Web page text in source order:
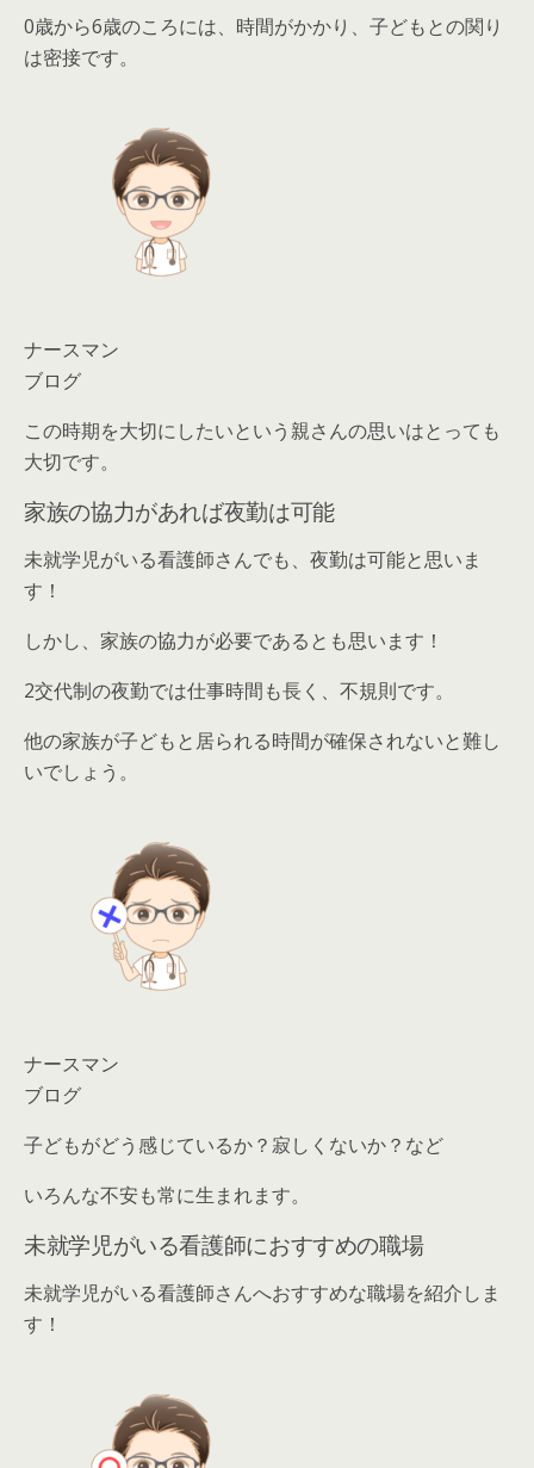
0歳から6歳のころには、時間がかかり、子どもとの関り
は密接です。
ナースマン
ブログ
この時期を大切にしたいという親さんの思いはとっても
大切です。
家族の協力があれば夜勤は可能
未就学児がいる看護師さんでも、夜勤は可能と思いま
す！
しかし、家族の協力が必要であるとも思います！
2交代制の夜勤では仕事時間も長く、不規則です。
他の家族が子どもと居られる時間が確保されないと難し
いでしょう。
ナースマン
ブログ
子どもがどう感じているか？寂しくないか？など
いろんな不安も常に生まれます。
未就学児がいる看護師におすすめの職場
未就学児がいる看護師さんへおすすめな職場を紹介しま
す！